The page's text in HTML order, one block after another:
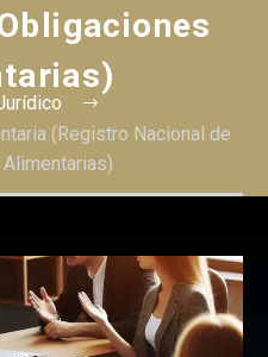
(Registro Nacional de